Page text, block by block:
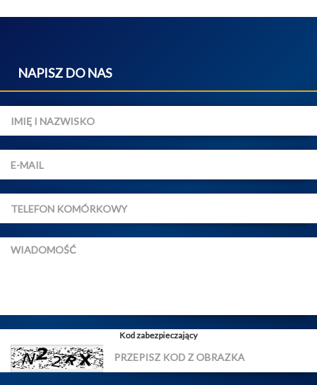
NAPISZ DO NAS
Kod zabezpieczający